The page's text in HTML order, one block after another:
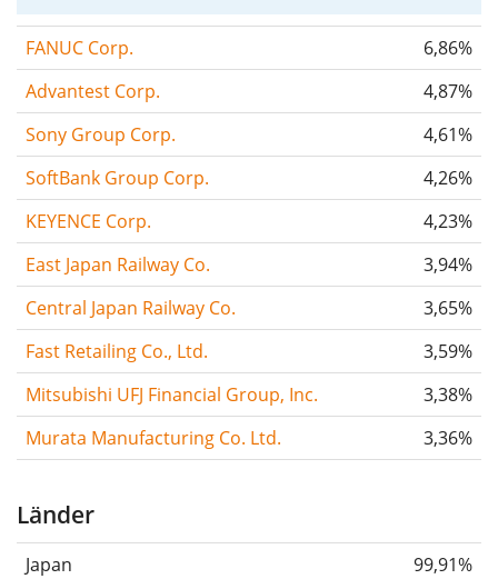
FANUC Corp.
6,86%
Advantest Corp.
4,87%
Sony Group Corp.
4,61%
SoftBank Group Corp.
4,26%
KEYENCE Corp.
4,23%
East Japan Railway Co.
3,94%
Central Japan Railway Co.
3,65%
Fast Retailing Co., Ltd.
3,59%
Mitsubishi UFJ Financial Group, Inc.
3,38%
Murata Manufacturing Co. Ltd.
3,36%
Länder
Japan
99,91%